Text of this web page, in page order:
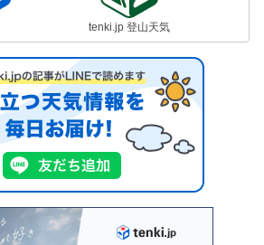
tenki.jp 登山天気